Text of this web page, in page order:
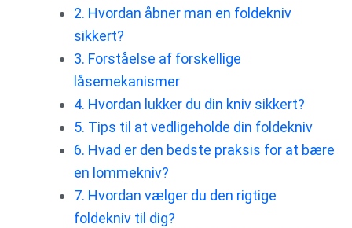
2. Hvordan åbner man en foldekniv
sikkert?
3. Forståelse af forskellige
låsemekanismer
4. Hvordan lukker du din kniv sikkert?
5. Tips til at vedligeholde din foldekniv
6. Hvad er den bedste praksis for at bære
en lommekniv?
7. Hvordan vælger du den rigtige
foldekniv til dig?